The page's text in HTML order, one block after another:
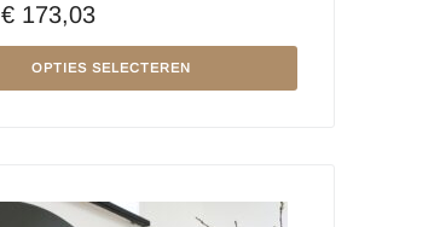
€173,03
OPTIES SELECTEREN